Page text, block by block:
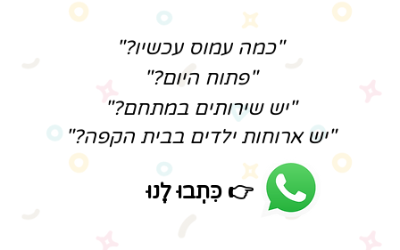
"כמה עמוס עכשיו?"
"פתוח היום?"
"יש שירותים במתחם?"
"יש ארוחות ילדים בבית הקפה?"
👉 כִּתְבוּ לָנוּ